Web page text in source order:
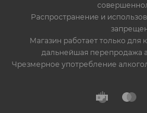
Распространение и
Магазин работает только для
дальнейшая перепродажа
Чрезмерное употребление